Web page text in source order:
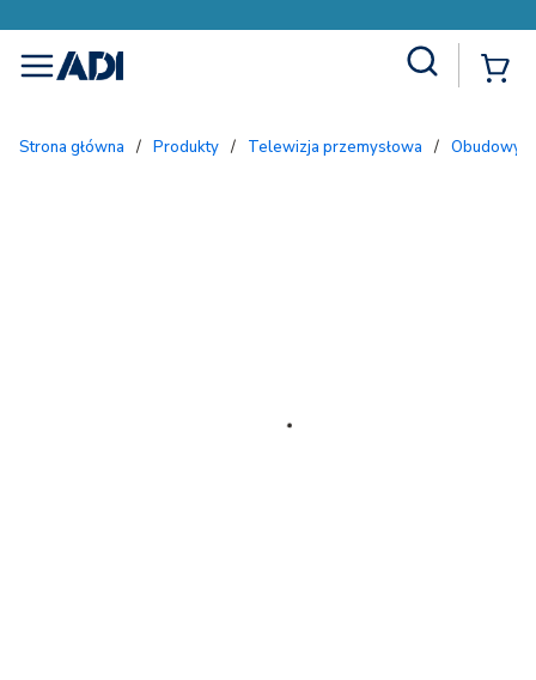
menu
Strona główna / Produkty / Telewizja przemysłowa / Obudowy